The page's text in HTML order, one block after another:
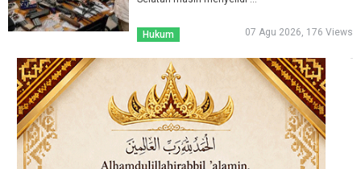
Hukum 07 Agu 2026, 176 Views